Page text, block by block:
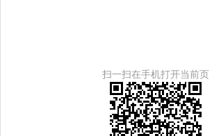
扫一扫在手机打开当前页